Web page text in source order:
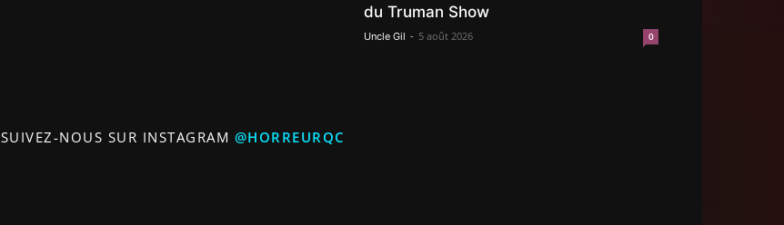
du Truman Show
Uncle Gil - 5 août 2026 0
SUIVEZ-NOUS SUR INSTAGRAM @HORREURQC